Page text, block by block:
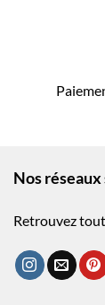
Nos
Retrouvez